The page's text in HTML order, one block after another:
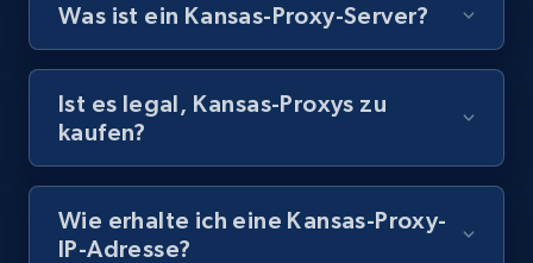
Was ist ein Kansas-Proxy-Server?
Ist es legal, Kansas-Proxys zu
kaufen?
Wie erhalte ich eine Kansas-Proxy-
IP-Adresse?